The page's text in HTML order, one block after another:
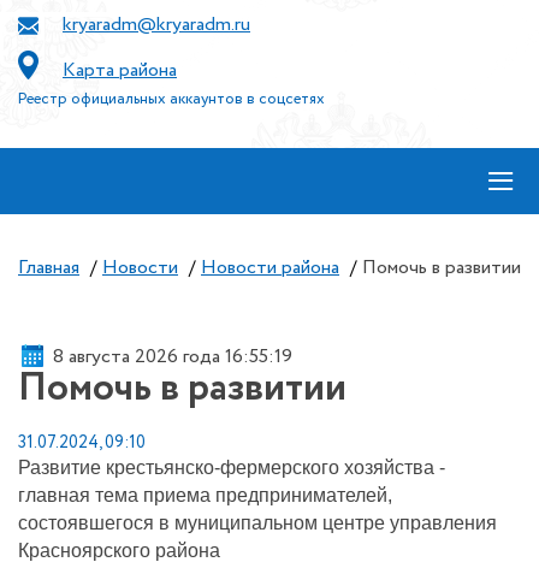
kryaradm@kryaradm.ru
Карта района
Реестр официальных аккаунтов в соцсетях
≡
Главная / Новости / Новости района / Помочь в развитии
8 августа 2026 года 16:55:19
Помочь в развитии
31.07.2024, 09:10
Развитие крестьянско-фермерского хозяйства -
главная тема приема предпринимателей,
состоявшегося в муниципальном центре управления
Красноярского района